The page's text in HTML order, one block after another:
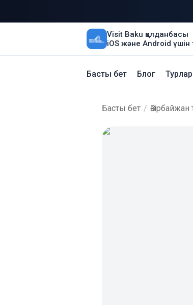
Visit Baku қолданбасы
iOS және Android үшін
Басты бет Блог Турлар
Басты бет /